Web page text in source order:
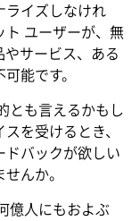
ライズしなけれ
ト ユーザーが、無
サービス、ある
能です。
とも言えるかもし
を受けるとき、
ドバックが欲しい
んか。
億人にもおよぶ